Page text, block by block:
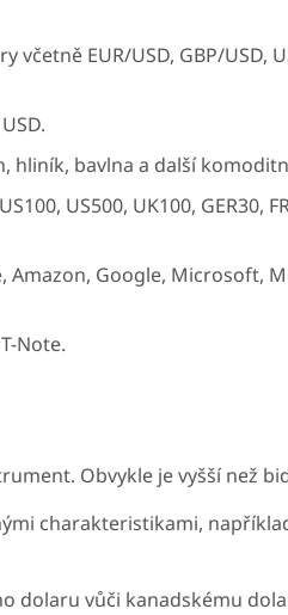
EUR/USD, GBP/USD,
hliník, bavlna a další
US500, UK100, GER30,
Google, Microsoft,
Note.
Obvykle je vyšší než
charakteristikami,
dolaru vůči kanadskému